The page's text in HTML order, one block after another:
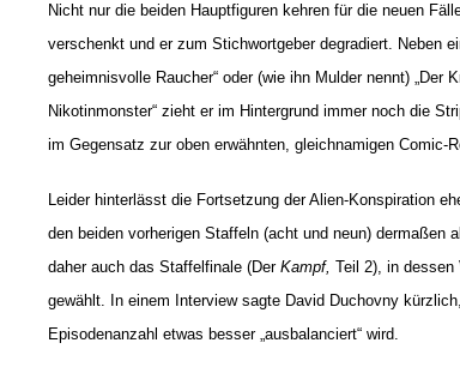
Nicht nur die beiden Hauptfiguren kehren für die neuen
verschenkt und er zum Stichwortgeber degradiert. Neben
geheimnisvolle Raucher“ oder (wie ihn Mulder nennt)
Nikotinmonster“ zieht er im Hintergrund immer noch die
im Gegensatz zur oben erwähnten, gleichnamigen Comic-
Leider hinterlässt die Fortsetzung der Alien-Konspiration
den beiden vorherigen Staffeln (acht und neun)
daher auch das Staffelfinale (DerKampf, Teil 2), in dessen
gewählt. In einem Interview sagte David Duchovny
Episodenanzahl etwas besser „ausbalanciert“ wird.